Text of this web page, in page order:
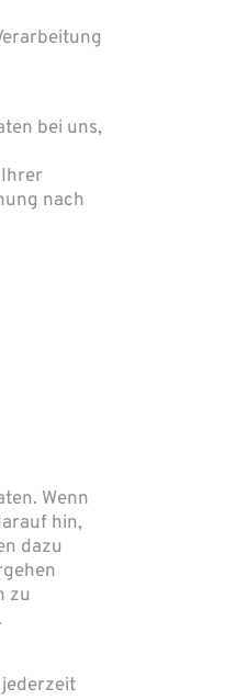
bei uns,
nach
Wenn
hin,
dazu
zu